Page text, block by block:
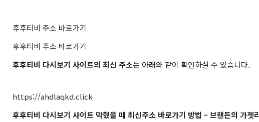
후후티비 주소 바로가기
후후티비 주소 바로가기
후후티비 다시보기 사이트의 최신 주소는 아래와 같이 확인하실 수 있습니다.
https://ahdlaqkd.click
후후티비 다시보기 사이트 막혔을 때 최신주소 바로가기 방법 – 브랜든의 가젯